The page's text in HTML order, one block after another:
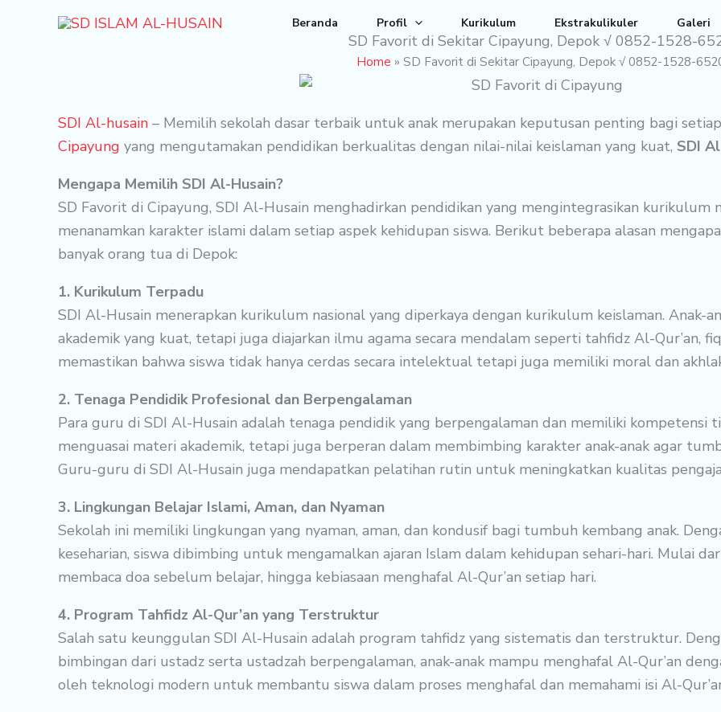
Beranda Profil Kurikulum Ekstrakulikuler Galeri
SD Favorit di Sekitar Cipayung, Depok √ 0852-1528-
Home » SD Favorit di Sekitar Cipayung, Depok √ 0852-1528-
SDI Al-husain – Memilih sekolah dasar terbaik untuk anak merupakan keputusan penting bagi
Cipayung yang mengutamakan pendidikan berkualitas dengan nilai-nilai keislaman yang kuat, SDI
Mengapa Memilih SDI Al-Husain?
SD Favorit di Cipayung, SDI Al-Husain menghadirkan pendidikan yang mengintegrasikan kurikulum
menanamkan karakter islami dalam setiap aspek kehidupan siswa. Berikut beberapa alasan
banyak orang tua di Depok:
1. Kurikulum Terpadu
SDI Al-Husain menerapkan kurikulum nasional yang diperkaya dengan kurikulum keislaman. Anak-
akademik yang kuat, tetapi juga diajarkan ilmu agama secara mendalam seperti tahfidz Al-Qur’an,
memastikan bahwa siswa tidak hanya cerdas secara intelektual tetapi juga memiliki moral dan
2. Tenaga Pendidik Profesional dan Berpengalaman
Para guru di SDI Al-Husain adalah tenaga pendidik yang berpengalaman dan memiliki kompetensi
menguasai materi akademik, tetapi juga berperan dalam membimbing karakter anak-anak agar
Guru-guru di SDI Al-Husain juga mendapatkan pelatihan rutin untuk meningkatkan kualitas
3. Lingkungan Belajar Islami, Aman, dan Nyaman
Sekolah ini memiliki lingkungan yang nyaman, aman, dan kondusif bagi tumbuh kembang anak.
keseharian, siswa dibimbing untuk mengamalkan ajaran Islam dalam kehidupan sehari-hari. Mulai
membaca doa sebelum belajar, hingga kebiasaan menghafal Al-Qur’an setiap hari.
4. Program Tahfidz Al-Qur’an yang Terstruktur
Salah satu keunggulan SDI Al-Husain adalah program tahfidz yang sistematis dan terstruktur.
bimbingan dari ustadz serta ustadzah berpengalaman, anak-anak mampu menghafal Al-Qur’an
oleh teknologi modern untuk membantu siswa dalam proses menghafal dan memahami isi Al-